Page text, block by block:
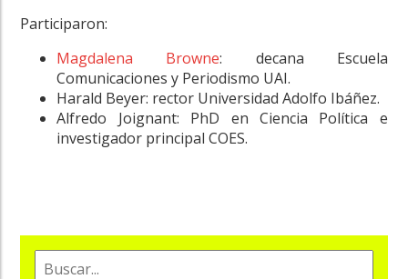
Participaron:
Magdalena Browne: decana Escuela
Comunicaciones y Periodismo UAI.
Harald Beyer: rector Universidad Adolfo Ibáñez.
Alfredo Joignant: PhD en Ciencia Política e
investigador principal COES.